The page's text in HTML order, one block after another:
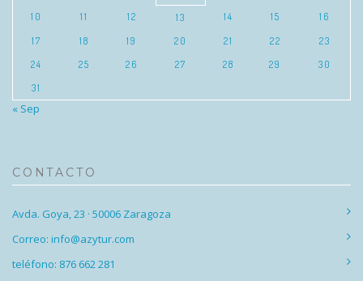
10
11 12 13 14 15
16
17
18 19 20 21 22
23
24
25 26 27 28 29
30
31
« Sep
CONTACTO
Avda. Goya, 23 · 50006 Zaragoza
Correo: info@azytur.com
teléfono: 876 662 281